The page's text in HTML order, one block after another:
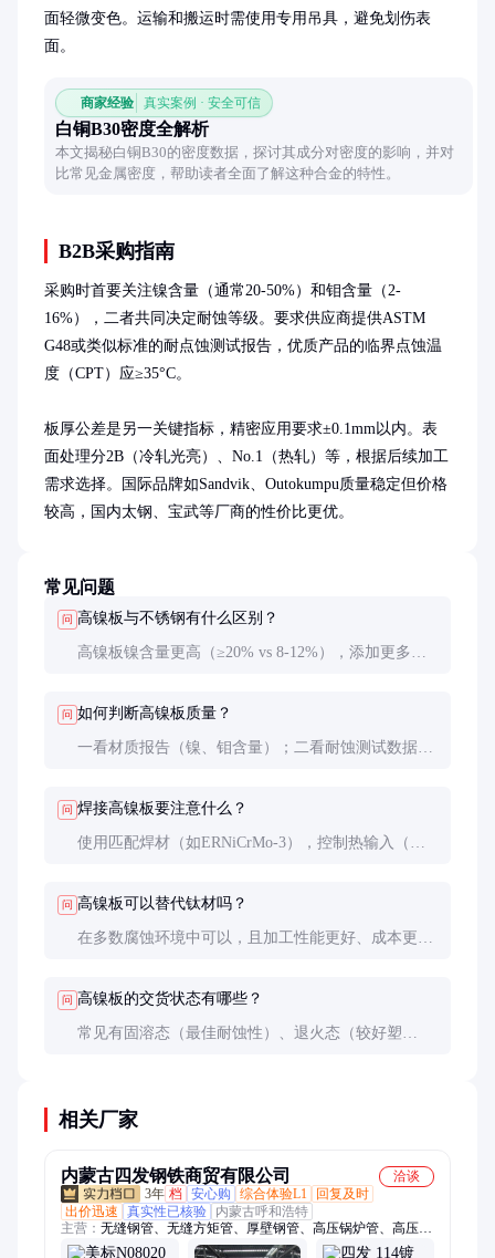
面轻微变色。运输和搬运时需使用专用吊具，避免划伤表
面。
商家经验 真实案例 · 安全可信
白铜B30密度全解析
本文揭秘白铜B30的密度数据，探讨其成分对密度的影响，并对
比常见金属密度，帮助读者全面了解这种合金的特性。
B2B采购指南
采购时首要关注镍含量（通常20-50%）和钼含量（2-
16%），二者共同决定耐蚀等级。要求供应商提供ASTM
G48或类似标准的耐点蚀测试报告，优质产品的临界点蚀温
度（CPT）应≥35°C。
板厚公差是另一关键指标，精密应用要求±0.1mm以内。表
面处理分2B（冷轧光亮）、No.1（热轧）等，根据后续加工
需求选择。国际品牌如Sandvik、Outokumpu质量稳定但价格
较高，国内太钢、宝武等厂商的性价比更优。
常见问题
问 高镍板与不锈钢有什么区别？
高镍板镍含量更高（≥20% vs 8-12%），添加更多
问 如何判断高镍板质量？
一看材质报告（镍、钼含量）；二看耐蚀测试数据
问 焊接高镍板要注意什么？
使用匹配焊材（如ERNiCrMo-3），控制热输入（建
问 高镍板可以替代钛材吗？
在多数腐蚀环境中可以，且加工性能更好、成本更
问 高镍板的交货状态有哪些？
常见有固溶态（最佳耐蚀性）、退火态（较好塑
相关厂家
内蒙古四发钢铁商贸有限公司
洽谈
3年 档 安心购 综合体验L1
回复及时
出价迅速
真实性已核验
内蒙古呼和浩特
主营： 无缝钢管、无缝方矩管、厚壁钢管、高压锅炉管、高压化
肥管、钢板、耐磨板、镀锌钢管、圆钢、石油裂化管、工字钢、